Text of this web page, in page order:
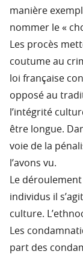
manière
nommer le «
Les procès
coutume au
loi française
opposé au
l’intégrité
être longue.
voie de la
l’avons vu.
Le
individus il
culture.
Les
part des